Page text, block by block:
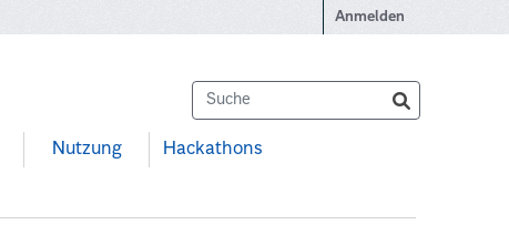
Anmelden
Nutzung Hackathons